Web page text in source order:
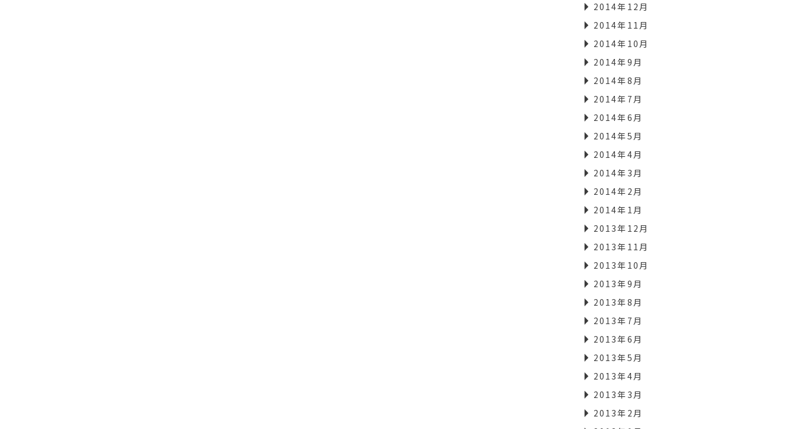
2014年12月
2014年11月
2014年10月
2014年9月
2014年8月
2014年7月
2014年6月
2014年5月
2014年4月
2014年3月
2014年2月
2014年1月
2013年12月
2013年11月
2013年10月
2013年9月
2013年8月
2013年7月
2013年6月
2013年5月
2013年4月
2013年3月
2013年2月